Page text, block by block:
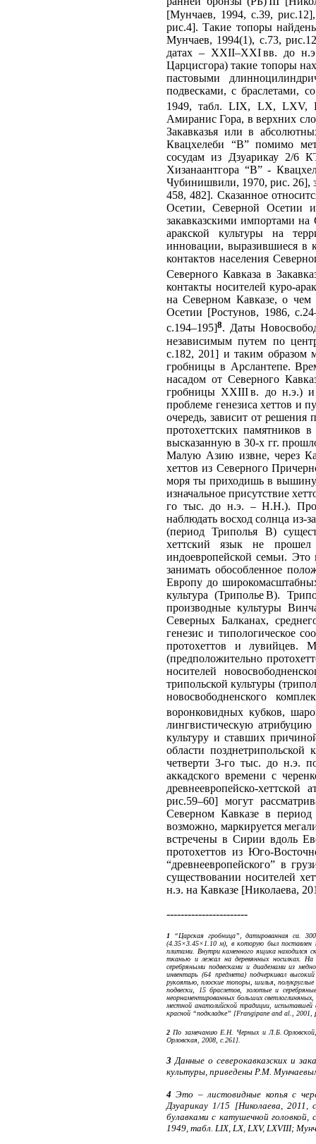
[Мунчаев, 1994, с.39,
рис.4]. Такие топоры
Мунчаев, 1994(1), с.73,
датах – XXII–XXI вв. до
Царцисгора) такие топоры
пастовыми
подвесками, с браслетами,
1949, табл. LIX, LX, LXV,
Амиранис Гора, в верхних
Закавказья или в
Квацхелеби “В” помимо
сосудам из Дзуарикау 2/6
Хизанаантгора “В” -
Чубинишвили, 1970, рис. 26],
458, 482]. Сказанное
Осетии, Северной Осетии
закавказскими импортами на
аракской культуры на
инновации, выразившиеся в
контактов населения
Северного Кавказа в
контакты носителей куро-
на Северном Кавказе, о чем
Осетии [Ростунов, 1986,
с.194–195]8. Даты
независимым путем по
с.182, 201] и таким образом
гробницы в Арслантепе.
насадом от Северного
гробницы XXIII в. до н.э.) и
проблеме генезиса хеттов и
очередь, зависит от
протохеттских памятников
высказанную в 30-х гг.
Малую Азию извне, через
хеттов из Северного
моря ты приходишь в
изначальное присутствие
го тыс. до н.э. – Н.Н.).
наблюдать восход солнца из-
(период Триполья В)
хеттский язык не
индоевропейской семьи. Это
занимать обособленное
Европу до
культура (Триполье В).
производные культуры
Северных Балканах,
генезис и типологическое
протохеттов и лувийцев.
(предположительно
носителей
трипольской культуры
новосвободненского
воронковидных кубков,
лингвистическую
культуру и ставших
области позднетрипольской
четверти 3-го тыс. до н.э.
аккадского времени с
древнеевропейско-
рис.59–60] могут
Северном Кавказе в
возможно, маркируется
встречены в Сирии вдоль
протохеттов из Юго-
“древнеевропейского” в
существовании носителей
н.э. на Кавказе [Николаева,
-----------------------
1 “Царская гробница”, датированная са.
(4.35×3.45×1.10 м), в которую был
плитами. Внутри каменного ящика находился
тканью и лежал на деревянных носилках. На
серебряными подвесками и диадемами из
инвентарь (64 предмета) подчеркивал
рукоятью, плоские топоры, шилья, полукруглые
подвески, 15 браслетов, золотые и
неорнаментированных больших
местной анатолийской традиции,
красной “подкладке” [Frangipane and al., 2001,
2 По замечанию Е.Н. Черных и Л.Б. Орловской,
Орловская, 2008, с.261].
3 Данные о северокавказских и
культуры, приведены Р.М.
4 Это – листовидные копья с
Дзуарикау 1/15 [Николаева,
булавками с катушечной
1949, табл. LIX, LX, LXV, LXVIII;